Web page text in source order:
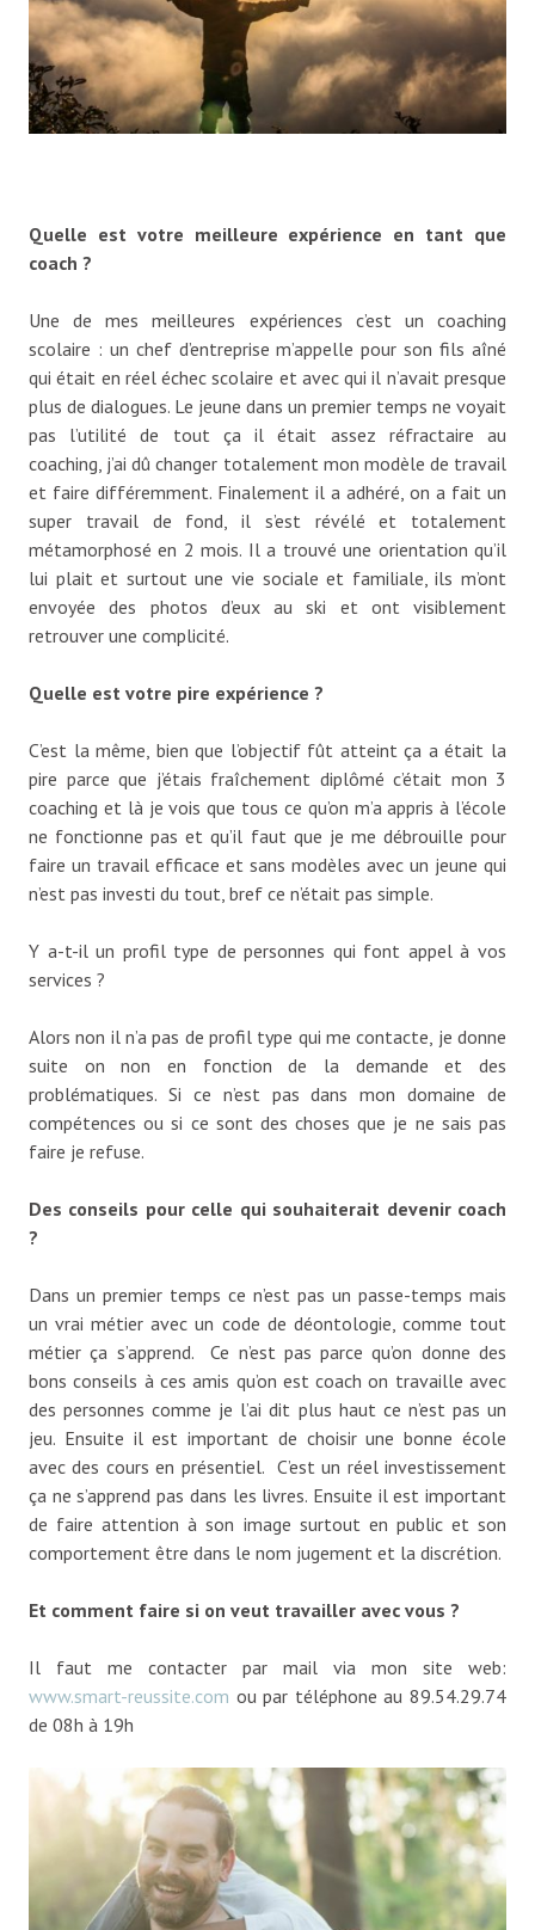
Quelle est votre meilleure expérience en tant que
coach ?
Une de mes meilleures expériences c’est un coaching
scolaire : un chef d’entreprise m’appelle pour son fils aîné
qui était en réel échec scolaire et avec qui il n’avait presque
plus de dialogues. Le jeune dans un premier temps ne voyait
pas l’utilité de tout ça il était assez réfractaire au
coaching, j’ai dû changer totalement mon modèle de travail
et faire différemment. Finalement il a adhéré, on a fait un
super travail de fond, il s’est révélé et totalement
métamorphosé en 2 mois. Il a trouvé une orientation qu’il
lui plait et surtout une vie sociale et familiale, ils m’ont
envoyée des photos d’eux au ski et ont visiblement
retrouver une complicité.
Quelle est votre pire expérience ?
C’est la même, bien que l’objectif fût atteint ça a était la
pire parce que j’étais fraîchement diplômé c’était mon 3
coaching et là je vois que tous ce qu’on m’a appris à l’école
ne fonctionne pas et qu’il faut que je me débrouille pour
faire un travail efficace et sans modèles avec un jeune qui
n’est pas investi du tout, bref ce n’était pas simple.
Y a-t-il un profil type de personnes qui font appel à vos
services ?
Alors non il n’a pas de profil type qui me contacte, je donne
suite on non en fonction de la demande et des
problématiques. Si ce n’est pas dans mon domaine de
compétences ou si ce sont des choses que je ne sais pas
faire je refuse.
Des conseils pour celle qui souhaiterait devenir coach
?
Dans un premier temps ce n’est pas un passe-temps mais
un vrai métier avec un code de déontologie, comme tout
métier ça s’apprend. Ce n’est pas parce qu’on donne des
bons conseils à ces amis qu’on est coach on travaille avec
des personnes comme je l’ai dit plus haut ce n’est pas un
jeu. Ensuite il est important de choisir une bonne école
avec des cours en présentiel. C’est un réel investissement
ça ne s’apprend pas dans les livres. Ensuite il est important
de faire attention à son image surtout en public et son
comportement être dans le nom jugement et la discrétion.
Et comment faire si on veut travailler avec vous ?
Il faut me contacter par mail via mon site web:
www.smart-reussite.com ou par téléphone au 89.54.29.74
de 08h à 19h